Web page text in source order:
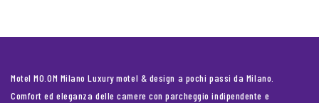
Motel MO.OM Milano Luxury motel & design a pochi passi da Milano.
Comfort ed eleganza delle camere con parcheggio indipendente e